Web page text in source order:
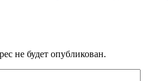
не будет опубликован.